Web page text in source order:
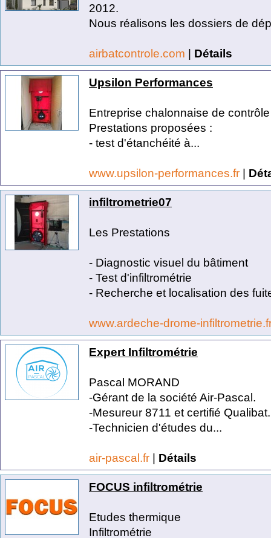
2012.
Nous réalisons les dossiers de
airbatcontrole.com | Détails
Upsilon Performances
Entreprise chalonnaise de
Prestations proposées :
- test d'étanchéité à...
www.upsilon-performances.fr |
infiltrometrie07
Les Prestations
- Diagnostic visuel du bâtiment
- Test d'infiltrométrie
- Recherche et localisation des
www.ardeche-drome-
Expert Infiltrométrie
Pascal MORAND
-Gérant de la société Air-Pascal.
-Mesureur 8711 et certifié Qualibat.
-Technicien d'études du...
air-pascal.fr | Détails
FOCUS infiltrométrie
Etudes thermique
Infiltrométrie